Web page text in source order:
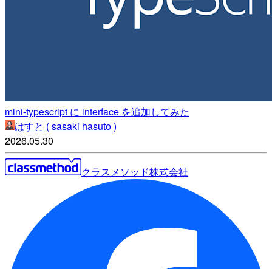
mini-typescript に interface を追加してみた
はすと ( sasaki hasuto )
2026.05.30
クラスメソッド株式会社